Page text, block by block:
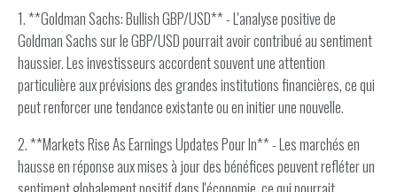
1. **Goldman Sachs: Bullish GBP/USD** - L'analyse positive de
Goldman Sachs sur le GBP/USD pourrait avoir contribué au sentiment
haussier. Les investisseurs accordent souvent une attention
particulière aux prévisions des grandes institutions financières, ce qui
peut renforcer une tendance existante ou en initier une nouvelle.
2. **Markets Rise As Earnings Updates Pour In** - Les marchés en
hausse en réponse aux mises à jour des bénéfices peuvent refléter un